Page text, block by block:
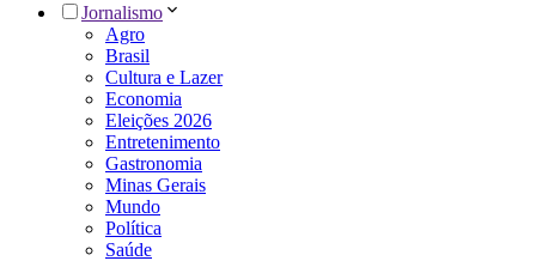
Jornalismo
Agro
Brasil
Cultura e Lazer
Economia
Eleições 2026
Entretenimento
Gastronomia
Minas Gerais
Mundo
Política
Saúde